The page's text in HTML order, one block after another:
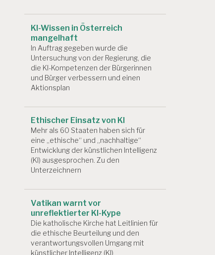
KI-Wissen in Österreich
mangelhaft
In Auftrag gegeben wurde die
Untersuchung von der Regierung, die
die KI-Kompetenzen der Bürgerinnen
und Bürger verbessern und einen
Aktionsplan
Ethischer Einsatz von KI
Mehr als 60 Staaten haben sich für
eine „ethische“ und „nachhaltige“
Entwicklung der künstlichen Intelligenz
(KI) ausgesprochen. Zu den
Unterzeichnern
Vatikan warnt vor
unreflektierter KI-Kype
Die katholische Kirche hat Leitlinien für
die ethische Beurteilung und den
verantwortungsvollen Umgang mit
künstlicher Intelligenz (KI)